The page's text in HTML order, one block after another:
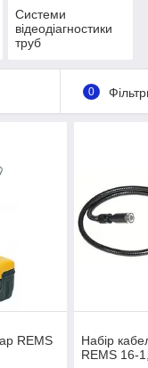
Системи
відеодіагностики
труб
0
REMS
Набір
REMS 16-